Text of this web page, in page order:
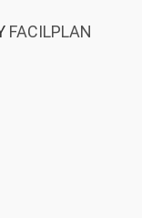
FACILPLAN